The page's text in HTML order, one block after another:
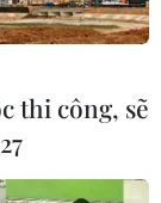
thi công, sẽ